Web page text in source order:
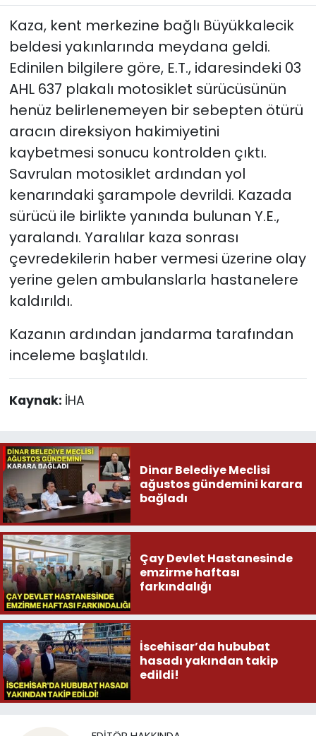
Kaza, kent merkezine bağlı Büyükkalecik
beldesi yakınlarında meydana geldi.
Edinilen bilgilere göre, E.T., idaresindeki 03
AHL 637 plakalı motosiklet sürücüsünün
henüz belirlenemeyen bir sebepten ötürü
aracın direksiyon hakimiyetini
kaybetmesi sonucu kontrolden çıktı.
Savrulan motosiklet ardından yol
kenarındaki şarampole devrildi. Kazada
sürücü ile birlikte yanında bulunan Y.E.,
yaralandı. Yaralılar kaza sonrası
çevredekilerin haber vermesi üzerine olay
yerine gelen ambulanslarla hastanelere
kaldırıldı.
Kazanın ardından jandarma tarafından
inceleme başlatıldı.
Kaynak: İHA
Dinar Belediye Meclisi
ağustos gündemini karara
bağladı
Çay Devlet Hastanesinde
emzirme haftası
farkındalığı
İscehisar’da hububat
hasadı yakından takip
edildi!